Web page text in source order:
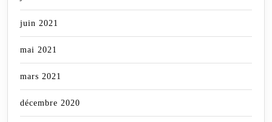
juin 2021
mai 2021
mars 2021
décembre 2020